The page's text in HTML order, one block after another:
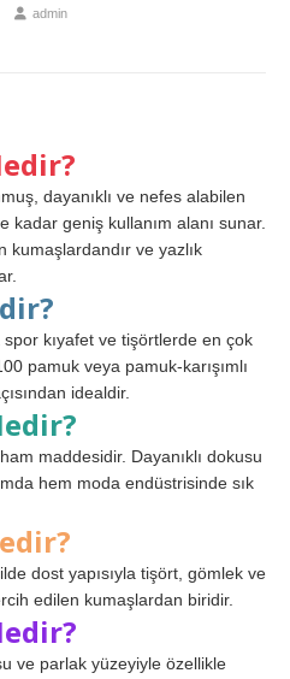
admin
dayanıklı ve nefes alabilen
kadar geniş kullanım alanı sunar.
kumaşlardandır ve yazlık
kıyafet ve tişörtlerde en çok
pamuk veya pamuk-karışımlı
idealdir.
maddesidir. Dayanıklı dokusu
hem moda endüstrisinde sık
dost yapısıyla tişört, gömlek ve
edilen kumaşlardan biridir.
ve parlak yüzeyiyle özellikle